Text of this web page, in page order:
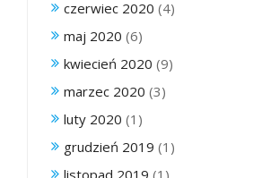
czerwiec 2020 (4)
maj 2020 (6)
kwiecień 2020 (9)
marzec 2020 (3)
luty 2020 (1)
grudzień 2019 (1)
listopad 2019 (1)